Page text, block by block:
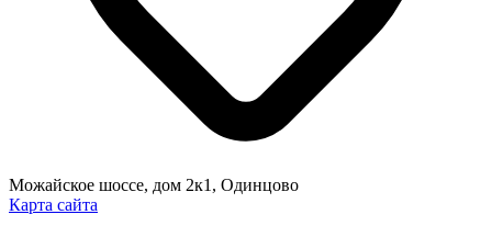
Можайское шоссе, дом 2к1, Одинцово
Карта сайта